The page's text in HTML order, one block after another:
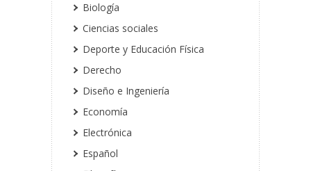
Biología
Ciencias sociales
Deporte y Educación Física
Derecho
Diseño e Ingeniería
Economía
Electrónica
Español